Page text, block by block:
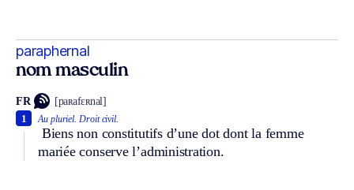
paraphernal
nom masculin
FR [paʀafɛʀnal]
Au pluriel. Droit civil.
Biens non constitutifs d’une dot dont la femme
mariée conserve l’administration.
1